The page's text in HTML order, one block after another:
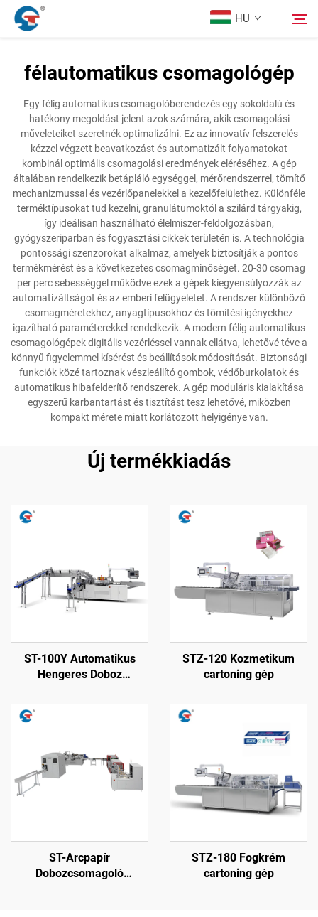
HU
Termékek
Tervezési Eset
Szolgáltatás
Hírek
Kapcsolat
Keresés
félautomatikus csomagológép
Egy félig automatikus csomagolóberendezés egy sokoldalú és
hatékony megoldást jelent azok számára, akik csomagolási
műveleteiket szeretnék optimalizálni. Ez az innovatív felszerelés
kézzel végzett beavatkozást és automatizált folyamatokat
kombinál optimális csomagolási eredmények eléréséhez. A gép
általában rendelkezik betápláló egységgel, mérőrendszerrel, tömítő
mechanizmussal és vezérlőpanelekkel a kezelőfelülethez. Különféle
terméktípusokat tud kezelni, granulátumoktól a szilárd tárgyakig,
így ideálisan használható élelmiszer-feldolgozásban,
gyógyszeriparban és fogyasztási cikkek területén is. A technológia
pontossági szenzorokat alkalmaz, amelyek biztosítják a pontos
termékmérést és a következetes csomagminőséget. 20-30 csomag
per perc sebességgel működve ezek a gépek kiegyensúlyozzák az
automatizáltságot és az emberi felügyeletet. A rendszer különböző
csomagméretekhez, anyagtípusokhoz és tömítési igényekhez
igazítható paraméterekkel rendelkezik. A modern félig automatikus
csomagológépek digitális vezérléssel vannak ellátva, lehetővé téve a
könnyű figyelemmel kísérést és beállítások módosítását. Biztonsági
funkciók közé tartoznak vészleállító gombok, védőburkolatok és
automatikus hibafelderítő rendszerek. A gép moduláris kialakítása
egyszerű karbantartást és tisztítást tesz lehetővé, miközben
kompakt mérete miatt korlátozott helyigénye van.
Új termékkiadás
ST-100Y Automatikus
Hengeres Doboz
STZ-120 Kozmetikum
cartoning gép
ST-Arcpapír
Dobozcsomagoló
STZ-180 Fogkrém
cartoning gép